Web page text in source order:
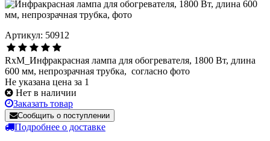
Артикул: 50912
RxM_Инфракрасная лампа для обогревателя, 1800 Вт, длина
600 мм, непрозрачная трубка, согласно фото
Не указана цена за 1
Нет в наличии
Заказать товар
Сообщить о поступлении
Подробнее о доставке